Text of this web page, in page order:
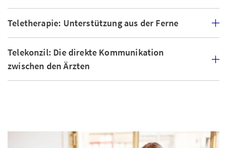
Teletherapie: Unterstützung aus der Ferne
Telekonzil: Die direkte Kommunikation
zwischen den Ärzten